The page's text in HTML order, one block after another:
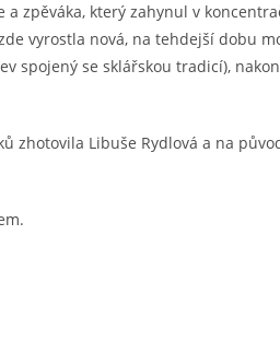
zpěváka, který zahynul v
vyrostla nová, na tehdejší dobu
se sklářskou tradicí),
zhotovila Libuše Rydlová a na